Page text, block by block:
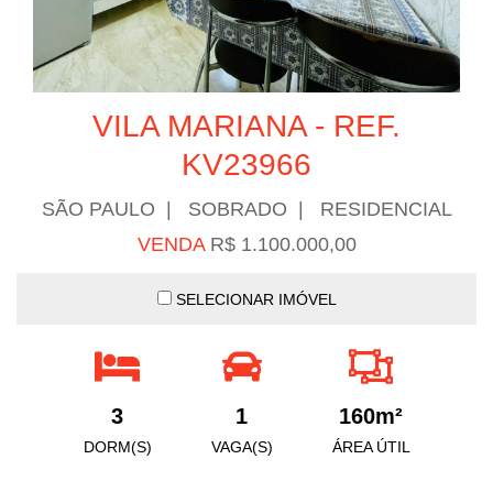
VILA MARIANA - REF.
KV23966
SÃO PAULO | SOBRADO | RESIDENCIAL
VENDAR$ 1.100.000,00
SELECIONAR IMÓVEL
3
DORM(S)
1
VAGA(S)
160m²
ÁREA ÚTIL